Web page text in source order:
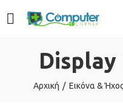
Αρχική Εικόνα & Ήχος